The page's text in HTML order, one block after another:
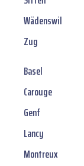
Wädenswil
Zug
Basel
Carouge
Genf
Lancy
Montreux